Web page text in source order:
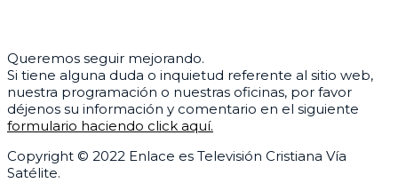
Queremos seguir mejorando.
Si tiene alguna duda o inquietud referente al sitio web,
nuestra programación o nuestras oficinas, por favor
déjenos su información y comentario en el siguiente
formulario haciendo click aquí.
Copyright © 2022 Enlace es Televisión Cristiana Vía
Satélite.